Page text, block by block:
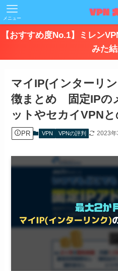
メニュー
【おすすめ度No.1】ミレン
みた
マイIP(インターリ
徴まとめ 固定IPの
ットやセカイVPNと
PR VPN VPNの評判 2023年